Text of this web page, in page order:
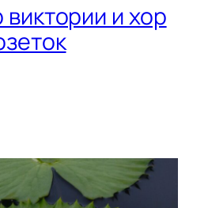
и хор